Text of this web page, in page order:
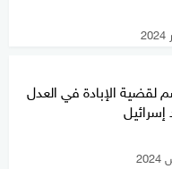
لقضية الإبادة في العدل